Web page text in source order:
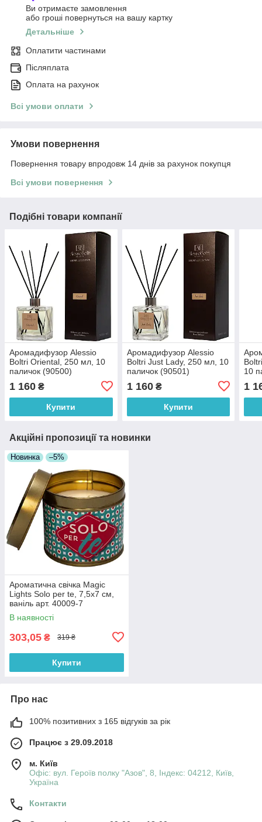
Ви отримаєте замовлення
або гроші повернуться на вашу картку
Детальніше
Оплатити частинами
Післяплата
Оплата на рахунок
Всі умови оплати
Умови повернення
Повернення товару впродовж 14 днів за рахунок покупця
Всі умови повернення
Подібні товари компанії
Аромадифузор Alessio
Boltri Oriental, 250 мл, 10
паличок (90500)
1 160 ₴
Купити
Аромадифузор Alessio
Boltri Just Lady, 250 мл, 10
паличок (90501)
1 160₴
Купити
10
1
Акційні пропозиції та новинки
Новинка –5%
Ароматична свічка Magic
Lights Solo per te, 7,5x7 см,
ваніль арт. 40009-7
В наявності
303,05 ₴ 319 ₴
Купити
Про нас
100% позитивних з 165 відгуків за рік
Працює з 29.09.2018
м. Київ
Офіс: вул. Героїв полку "Азов", 8, Індекс: 04212, Київ,
Україна
Контакти